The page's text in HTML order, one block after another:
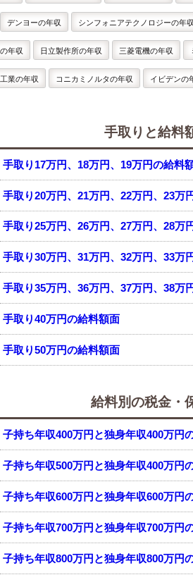
デンヨーの年収 シンフォニアテクノロジーの年収
の年収 日立製作所の年収 三菱電機の年収
工業の年収 コニカミノルタの年収 イビデンの
手取りと給料
手取り17万円、18万円、19万円の給料
手取り20万円、21万円、22万円、23万
手取り25万円、26万円、27万円、28万
手取り30万円、31万円、32万円、33万
手取り35万円、36万円、37万円、38万
手取り40万円の給料額面
手取り50万円の給料額面
給料別の税金・
子持ち年収400万円と独身年収400万円
子持ち年収500万円と独身年収400万円
子持ち年収600万円と独身年収600万円
子持ち年収700万円と独身年収700万円
子持ち年収800万円と独身年収800万円